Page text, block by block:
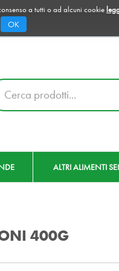
a tutti o ad alcuni cookie
OK
ALTRI ALIMENTI
400G